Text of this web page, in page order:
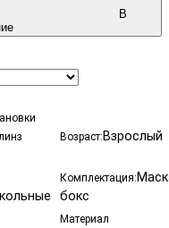
В
Возраст: Взрослый
Комплектация:
бокс
Материал